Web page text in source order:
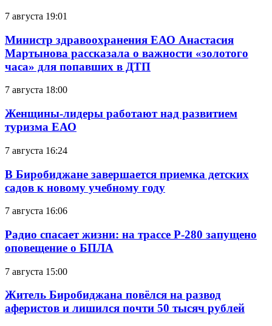
7 августа 19:01
Министр здравоохранения ЕАО Анастасия
Мартынова рассказала о важности «золотого
часа» для попавших в ДТП
7 августа 18:00
Женщины-лидеры работают над развитием
туризма ЕАО
7 августа 16:24
В Биробиджане завершается приемка детских
садов к новому учебному году
7 августа 16:06
Радио спасает жизни: на трассе Р-280 запущено
оповещение о БПЛА
7 августа 15:00
Житель Биробиджана повёлся на развод
аферистов и лишился почти 50 тысяч рублей